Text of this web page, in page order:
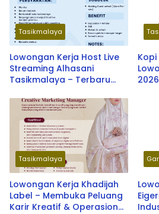
Tasikmalaya
Lowongan Kerja Host Live
Streaming Alhasani
Tasikmalaya – Terbaru
Tasikmalaya
Lowongan Kerja Khadijah
Label – Membuka Peluang
Karir Kreatif & Operasional